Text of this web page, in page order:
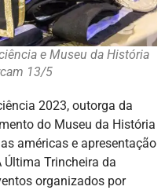
e Museu da História
13/5
2023, outorga da
do Museu da História
américas e apresentação
Última Trincheira da
organizados por